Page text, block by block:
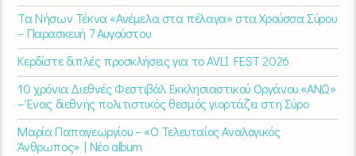
Τα Νήσων Τέκνα «Ανέμελα στα πέλαγα» στα Χρούσσα Σύρου
– Παρασκευή 7 Αυγούστου
Κερδίστε διπλές προσκλήσεις για το AVLI FEST 2026
10 χρόνια Διεθνές Φεστιβάλ Εκκλησιαστικού Οργάνου «ΑΝΩ»
– Ένας διεθνής πολιτιστικός θεσμός γιορτάζει στη Σύρο​
Μαρία Παπαγεωργίου – «Ο Τελευταίος Αναλογικός
Άνθρωπος» | Νέο album